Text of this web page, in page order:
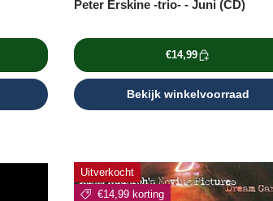
Peter Erskine -trio- - Juni (CD)
€14,99
Bekijk winkelvoorraad
Uitverkocht
€14,99 korting